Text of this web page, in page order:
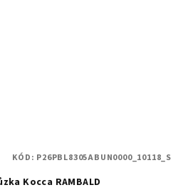
Kocca RAMBALD
KÓD: P26PBL8305ABUN0000_10118_S